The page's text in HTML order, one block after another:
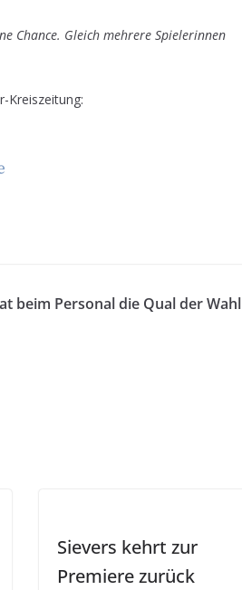
Chance. Gleich mehrere Spielerinnen
Kreiszeitung:
beim Personal die Qual der Wahl
Sievers kehrt zur
Premiere zurück